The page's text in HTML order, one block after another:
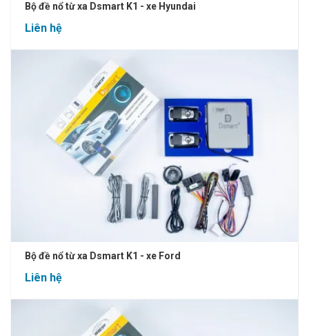
Bộ đề nổ từ xa Dsmart K1 - xe Hyundai
Liên hệ
Bộ đề nổ từ xa Dsmart K1 - xe Ford
Liên hệ